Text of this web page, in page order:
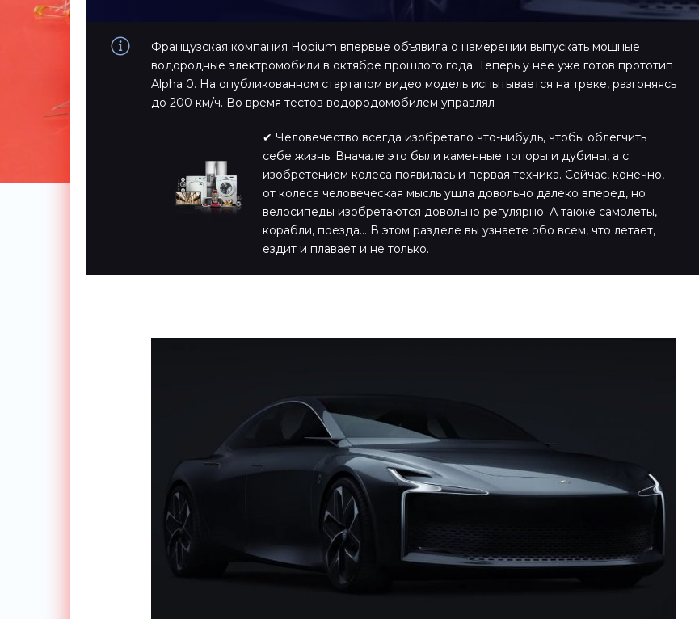
Французская компания Hopium впервые объявила о намерении выпускать мощные
водородные электромобили в октябре прошлого года. Теперь у нее уже готов прототип
Alpha 0. На опубликованном стартапом видео модель испытывается на треке, разгоняясь
до 200 км/ч. Во время тестов водородомобилем управлял
✔ Человечество всегда изобретало что-нибудь, чтобы облегчить
себе жизнь. Вначале это были каменные топоры и дубины, а с
изобретением колеса появилась и первая техника. Сейчас, конечно,
от колеса человеческая мысль ушла довольно далеко вперед, но
велосипеды изобретаются довольно регулярно. А также самолеты,
корабли, поезда… В этом разделе вы узнаете обо всем, что летает,
ездит и плавает и не только.